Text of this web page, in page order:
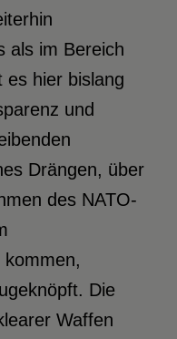
als im Bereich
es hier bislang
und
Drängen, über
des NATO-
Die
Waffen